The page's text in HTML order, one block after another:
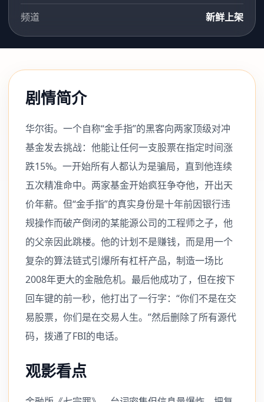
频道 新鲜上架
剧情简介
华尔街。一个自称“金手指”的黑客向两家顶级对冲
基金发去挑战：他能让任何一支股票在指定时间涨
跌15%。一开始所有人都认为是骗局，直到他连续
五次精准命中。两家基金开始疯狂争夺他，开出天
价年薪。但“金手指”的真实身份是十年前因银行违
规操作而破产倒闭的某能源公司的工程师之子，他
的父亲因此跳楼。他的计划不是赚钱，而是用一个
复杂的算法链式引爆所有杠杆产品，制造一场比
2008年更大的金融危机。最后他成功了，但在按下
回车键的前一秒，他打出了一行字：“你们不是在交
易股票，你们是在交易人生。”然后删除了所有源代
码，拨通了FBI的电话。
观影看点